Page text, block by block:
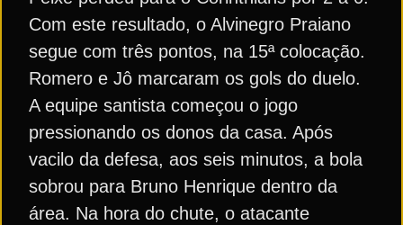
Com este resultado, o Alvinegro Praiano
segue com três pontos, na 15ª colocação.
Romero e Jô marcaram os gols do duelo.
A equipe santista começou o jogo
pressionando os donos da casa. Após
vacilo da defesa, aos seis minutos, a bola
sobrou para Bruno Henrique dentro da
área. Na hora do chute, o atacante